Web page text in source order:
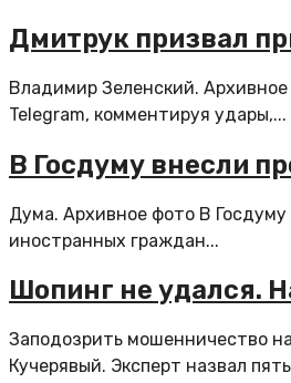
Дмитрук призвал
Владимир Зеленский.
Telegram, комментируя удары,...
В Госдуму внесли
Дума. Архивное фото В
иностранных граждан...
Шопинг не удался.
Заподозрить мошенничество
Кучерявый. Эксперт назвал